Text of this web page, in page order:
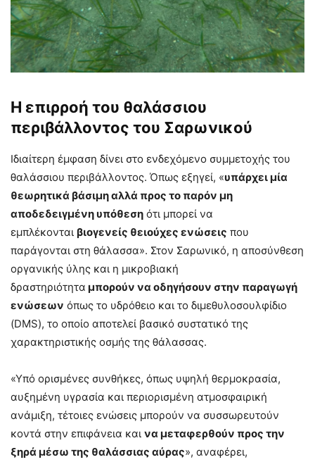
Η επιρροή του θαλάσσιου
περιβάλλοντος του Σαρωνικού
Ιδιαίτερη έμφαση δίνει στο ενδεχόμενο συμμετοχής του
θαλάσσιου περιβάλλοντος. Όπως εξηγεί, «υπάρχει μία
θεωρητικά βάσιμη αλλά προς το παρόν μη
αποδεδειγμένη υπόθεση ότι μπορεί να
εμπλέκονται βιογενείς θειούχες ενώσεις που
παράγονται στη θάλασσα». Στον Σαρωνικό, η αποσύνθεση
οργανικής ύλης και η μικροβιακή
δραστηριότητα μπορούν να οδηγήσουν στην παραγωγή
ενώσεων όπως το υδρόθειο και το διμεθυλοσουλφίδιο
(DMS), το οποίο αποτελεί βασικό συστατικό της
χαρακτηριστικής οσμής της θάλασσας.
«Υπό ορισμένες συνθήκες, όπως υψηλή θερμοκρασία,
αυξημένη υγρασία και περιορισμένη ατμοσφαιρική
ανάμιξη, τέτοιες ενώσεις μπορούν να συσσωρευτούν
κοντά στην επιφάνεια και να μεταφερθούν προς την
ξηρά μέσω της θαλάσσιας αύρας», αναφέρει,